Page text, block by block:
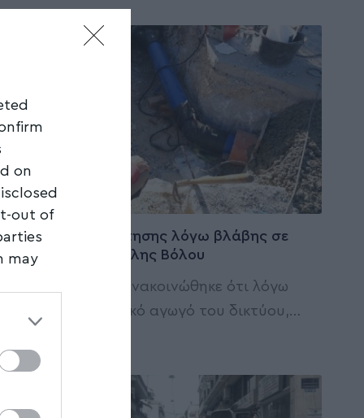
on
out of
may
ΤΟΠΙΚΑ ΝΕΑ
Διακοπή υδροδότησης λόγω βλάβης σε
τμήμα της Νεάπολης Βόλου
Από τη ΔΕΥΑΜΒ ανακοινώθηκε ότι λόγω
βλάβης σε κεντρικό αγωγό του δικτύου,…